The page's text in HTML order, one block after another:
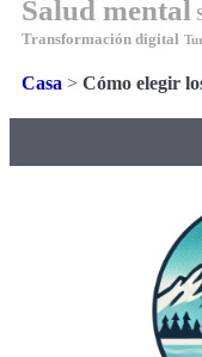
Salud mental
Transformación digital
Casa > Cómo elegir